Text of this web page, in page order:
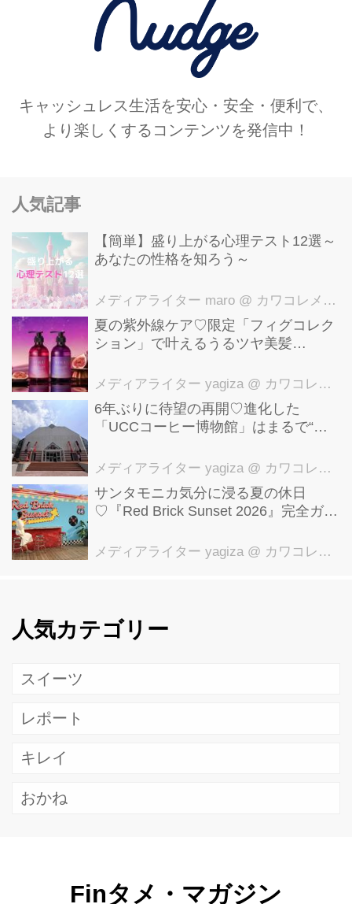
キャッシュレス生活を安心・安全・便利で、
より楽しくするコンテンツを発信中！
人気記事
【簡単】盛り上がる心理テスト12選～
あなたの性格を知ろう～
メディアライター maro @ カワコレメディア編集部
夏の紫外線ケア♡限定「フィグコレク
ション」で叶えるうるツヤ美髪
メディアライター yagiza @ カワコレメディア編集部
6年ぶりに待望の再開♡進化した
「UCCコーヒー博物館」はまるで“コ
貌を公開
メディアライター yagiza @ カワコレメディア編集部
サンタモニカ気分に浸る夏の休日
♡『Red Brick Sunset 2026』完全ガイ
メディアライター yagiza @ カワコレメディア編集部
人気カテゴリー
スイーツ
レポート
キレイ
おかね
Finタメ・マガジン